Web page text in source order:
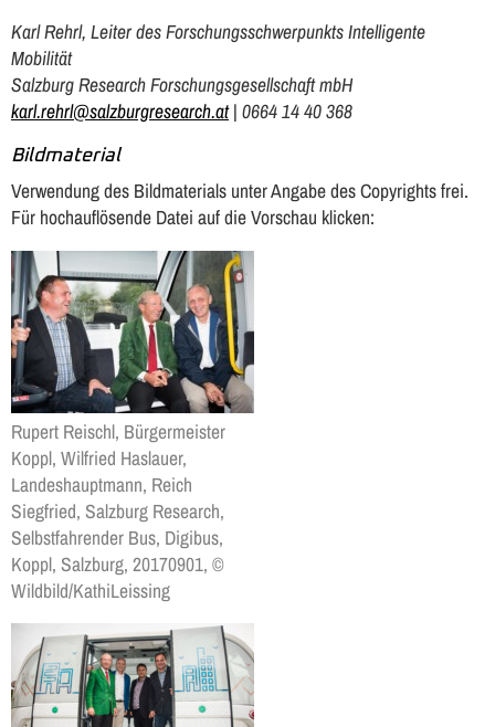
Karl Rehrl, Leiter des Forschungsschwerpunkts Intelligente
Mobilität
Salzburg Research Forschungsgesellschaft mbH
karl.rehrl@salzburgresearch.at| 0664 14 40 368
Bildmaterial
Verwendung des Bildmaterials unter Angabe des Copyrights frei.
Für hochauflösende Datei auf die Vorschau klicken:
Rupert Reischl, Bürgermeister
Koppl, Wilfried Haslauer,
Landeshauptmann, Reich
Siegfried, Salzburg Research,
Selbstfahrender Bus, Digibus,
Koppl, Salzburg, 20170901, ©
Wildbild/KathiLeissing